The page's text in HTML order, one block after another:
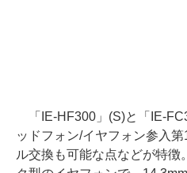
「IE-HF300」(S)と「IE-
ッドフォン/イヤフォン参入
ル交換も可能な点などが特徴